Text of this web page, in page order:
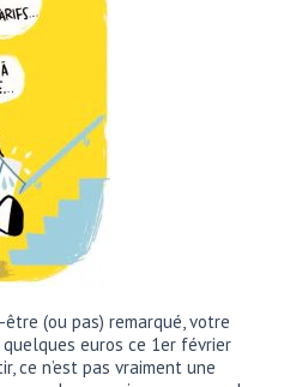
être (ou pas) remarqué, votre
quelques euros ce 1er février
ce n’est pas vraiment une